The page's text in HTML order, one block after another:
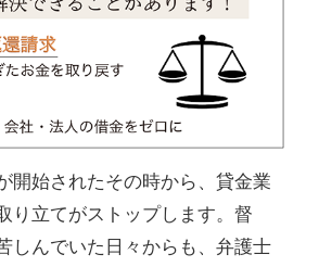
開始されたその時から、貸金業
り立てがストップします。督
しんでいた日々からも、弁護士